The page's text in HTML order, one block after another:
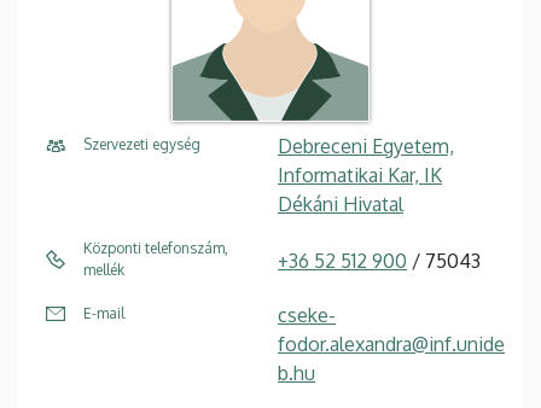
Szervezeti egység
Debreceni Egyetem,
Informatikai Kar, IK
Dékáni Hivatal
Központi telefonszám,
mellék
+36 52 512 900 / 75043
E-mail
cseke-
fodor.alexandra@inf.unide
b.hu